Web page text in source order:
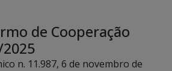
de Cooperação
n. 11.987, 6 de novembro de